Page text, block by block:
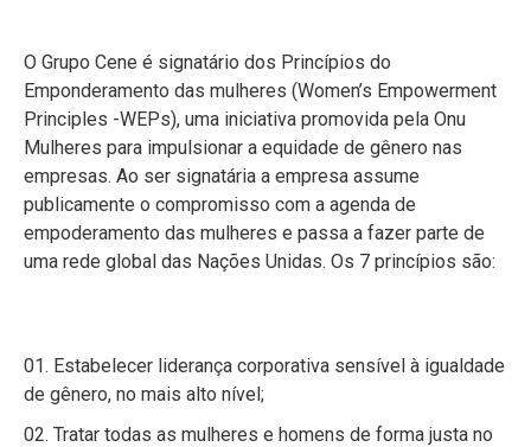
O Grupo Cene é signatário dos Princípios do
Emponderamento das mulheres (Women’s Empowerment
Principles -WEPs), uma iniciativa promovida pela Onu
Mulheres para impulsionar a equidade de gênero nas
empresas. Ao ser signatária a empresa assume
publicamente o compromisso com a agenda de
empoderamento das mulheres e passa a fazer parte de
uma rede global das Nações Unidas. Os 7 princípios são:
Estabelecer liderança corporativa sensível à igualdade
de gênero, no mais alto nível;
Tratar todas as mulheres e homens de forma justa no